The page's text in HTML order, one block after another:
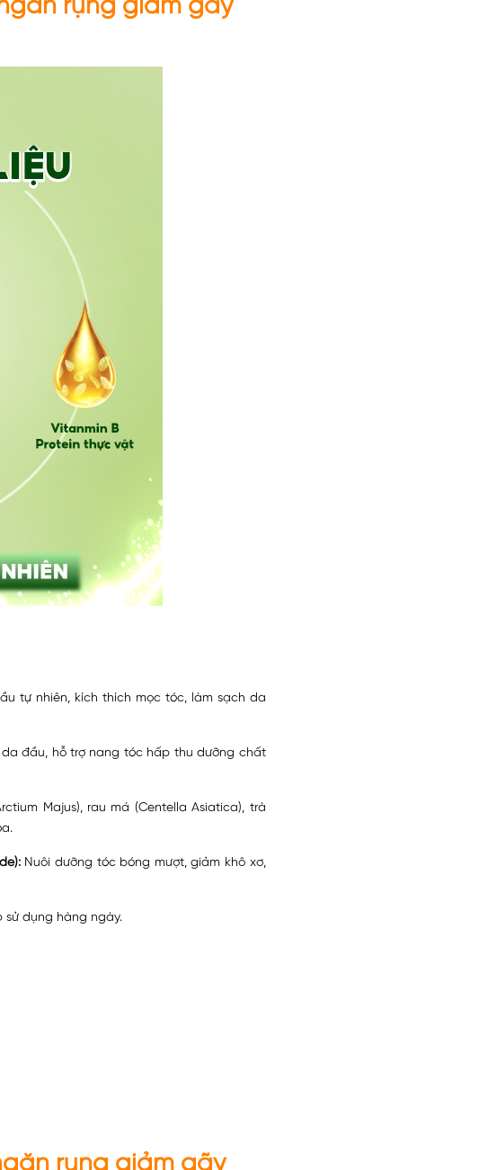
rụng giảm gãy
tự nhiên, kích thích mọc tóc, làm sạch da
đầu, hỗ trợ nang tóc hấp thu dưỡng chất
Majus), rau má (Centella Asiatica), trà
Nuôi dưỡng tóc bóng mượt, giảm khô xơ,
sử dụng hàng ngày.
rụng giảm gãy